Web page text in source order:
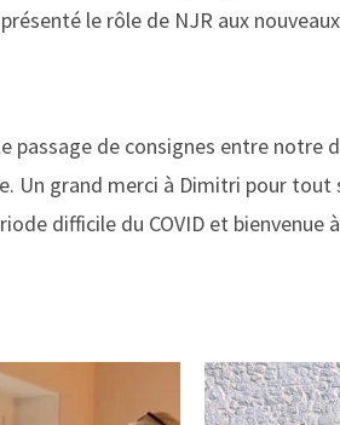
le rôle de NJR aux
le passage de consignes entre
Un grand merci à Dimitri pour
difficile du COVID et bienvenue